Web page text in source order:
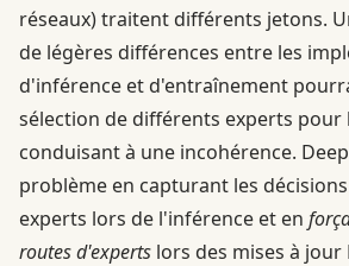
réseaux) traitent différents jetons.
de légères différences entre les
d'inférence et d'entraînement
sélection de différents experts pour
conduisant à une incohérence.
problème en capturant les
experts lors de l'inférence et en
routes d'experts lors des mises à jour